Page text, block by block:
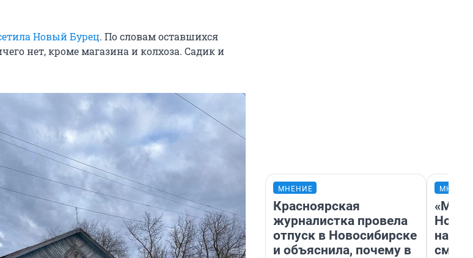
Новый Бурец. По словам оставшихся
нет, кроме магазина и колхоза. Садик и
МНЕНИЕ
Красноярская
журналистка провела
отпуск в Новосибирске
и объяснила, почему в
«Мы